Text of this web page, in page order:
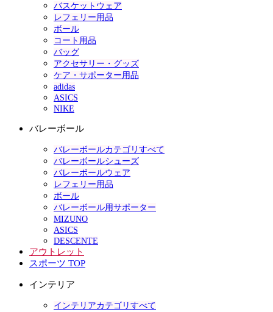
バスケットウェア
レフェリー用品
ボール
コート用品
バッグ
アクセサリー・グッズ
ケア・サポーター用品
adidas
ASICS
NIKE
バレーボール
バレーボールカテゴリすべて
バレーボールシューズ
バレーボールウェア
レフェリー用品
ボール
バレーボール用サポーター
MIZUNO
ASICS
DESCENTE
アウトレット
スポーツ TOP
インテリア
インテリアカテゴリすべて